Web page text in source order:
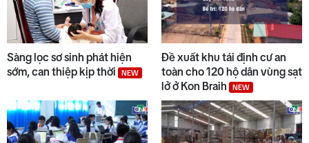
Sàng lọc sơ sinh phát hiện
sớm, can thiệp kịp thời
NEW
Đề xuất khu tái định cư an
toàn cho 120 hộ dân vùng sạt
lở ở Kon Braih
NEW